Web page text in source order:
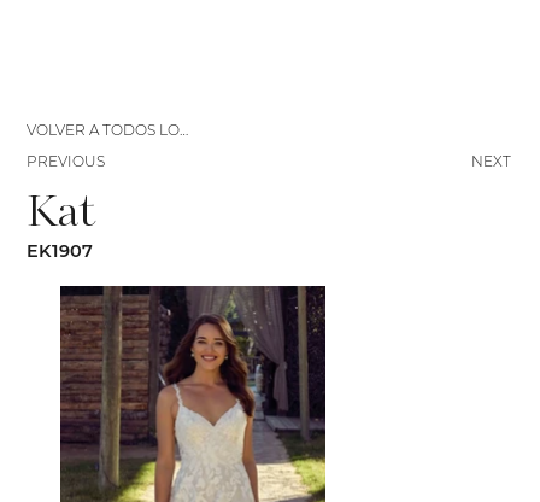
Kat
EK1907
NEXT
VOLVER A TODOS LOS VESTIDOS
PREVIOUS